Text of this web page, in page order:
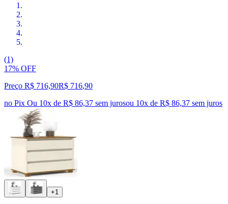
(1)
17% OFF
Preço R$ 716,90R$ 716,90
no Pix Ou 10x de R$ 86,37 sem jurosou 10x de R$ 86,37 sem juros
+1